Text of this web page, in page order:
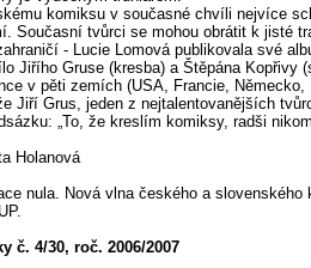
komiksu v současné chvíli nejvíce
Současní tvůrci se mohou obrátit k jisté
- Lucie Lomová publikovala své
Jiřího Gruse (kresba) a Štěpána Kopřivy
v pěti zemích (USA, Francie, Německo,
Jiří Grus, jeden z nejtalentovanějších
„To, že kreslím komiksy, radši
Holanová
nula. Nová vlna českého a slovenského
č. 4/30, roč. 2006/2007